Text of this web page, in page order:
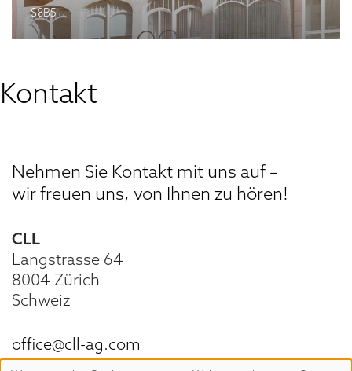
S8B5
Kontakt
Nehmen Sie Kontakt mit uns auf –
wir freuen uns, von Ihnen zu hören!
CLL
Langstrasse 64
8004 Zürich
Schweiz
office@cll-ag.com
+41 43 883 90 37